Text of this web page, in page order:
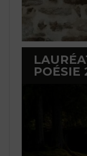
POÉSIE